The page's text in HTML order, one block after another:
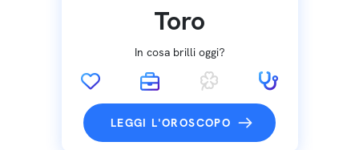
Toro
In cosa brilli oggi?
LEGGI L'OROSCOPO